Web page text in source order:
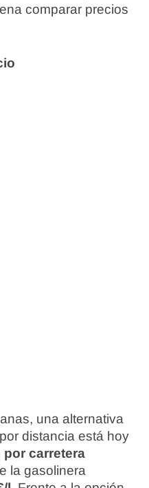
comparar precios
una alternativa
distancia está hoy
por carretera
la gasolinera